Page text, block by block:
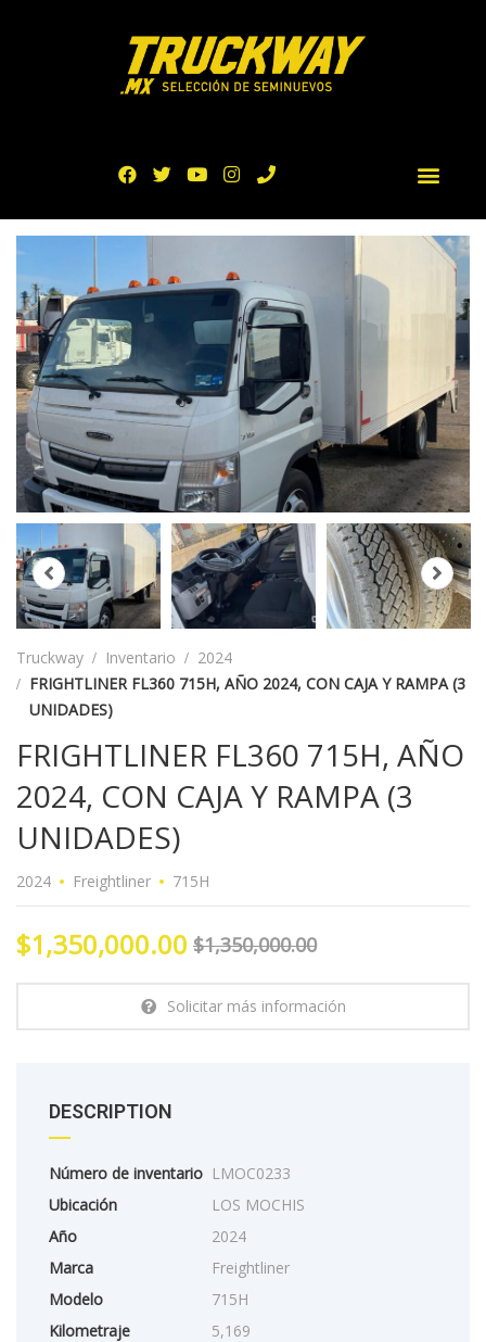
Truckway Inventario
2024
FRIGHTLINER FL360 715H, AÑO 2024, CON CAJA Y RAMPA (3
UNIDADES)
FRIGHTLINER FL360 715H, AÑO
2024, CON CAJA Y RAMPA (3
UNIDADES)
2024 Freightliner 715H
$1,350,000.00
$1,350,000.00
Solicitar más información
DESCRIPTION
Número de inventario LMOC0233
Ubicación
LOS MOCHIS
Año
2024
Marca
Freightliner
Modelo
715H
Kilometraje
5,169